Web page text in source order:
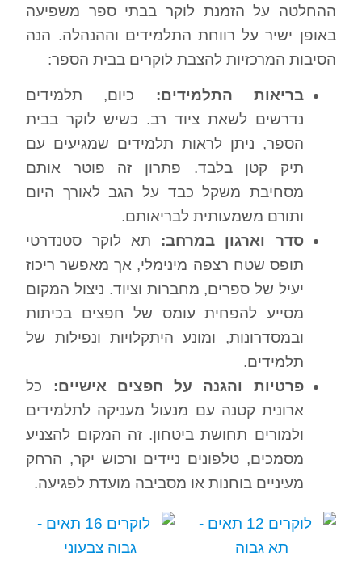
ההחלטה על הזמנת לוקר בבתי ספר משפיעה
באופן ישיר על רווחת התלמידים וההנהלה. הנה
הסיבות המרכזיות להצבת לוקרים בבית הספר:
בריאות התלמידים: כיום, תלמידים
נדרשים לשאת ציוד רב. כשיש לוקר בבית
הספר, ניתן לראות תלמידים שמגיעים עם
תיק קטן בלבד. פתרון זה פוטר אותם
מסחיבת משקל כבד על הגב לאורך היום
ותורם משמעותית לבריאותם.
סדר וארגון במרחב: תא לוקר סטנדרטי
תופס שטח רצפה מינימלי, אך מאפשר ריכוז
יעיל של ספרים, מחברות וציוד. ניצול המקום
מסייע להפחית עומס של חפצים בכיתות
ובמסדרונות, ומונע היתקלויות ונפילות של
תלמידים.
פרטיות והגנה על חפצים אישיים: כל
ארונית קטנה עם מנעול מעניקה לתלמידים
ולמורים תחושת ביטחון. זה המקום להצניע
מסמכים, טלפונים ניידים ורכוש יקר, הרחק
מעיניים בוחנות או מסביבה מועדת לפגיעה.